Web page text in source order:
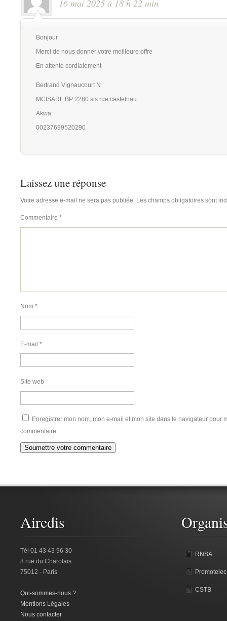
16 mai 2025 à 18 h 22 min
Bonjour
Merci de nous donner votre meilleure offre
En attente cordialement
Bertrand Vignaucourt N
MCISARL BP 2280 sis rue castelnau
Akwa
00237699520290
Laissez une réponse
Votre adresse e-mail ne sera pas publiée. Les champs obligatoires sont
Commentaire *
Nom *
E-mail *
Site web
Enregistrer mon nom, mon e-mail et mon site dans le navigateur pour
commentaire.
Airedis
Tél 01 43 43 96 30
8 rue du Charolais
75012 - Paris
Qui-sommes-nous ?
Mentions Légales
Nous contacter
RNSA
Promotelec
CSTB